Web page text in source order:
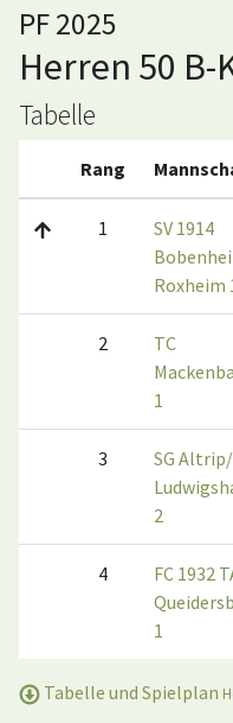
PF 2025
Herren 50 B-
Tabelle
Rang
1
SV 1914
Roxheim
2
TC
1
3
SG Altrip/
2
4
FC 1932
1
Tabelle und Spielplan